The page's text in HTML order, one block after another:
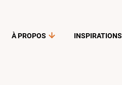
À PROPOS INSPIRATIONS